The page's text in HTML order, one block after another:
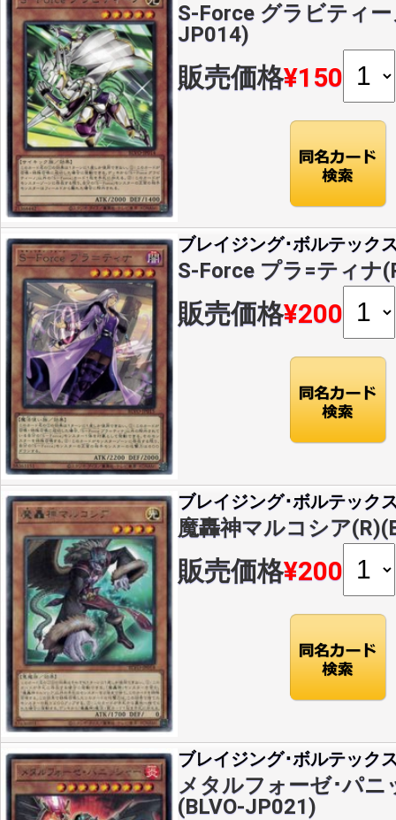
S-Force グラビティー
JP014)
販売価格¥150
ブレイジング･ボルテック
S-Force プラ=ティナ
販売価格¥200
ブレイジング･ボルテック
魔轟神マルコシア
販売価格¥200
ブレイジング･ボルテック
メタルフォーゼ･パニ
(BLVO-JP021)